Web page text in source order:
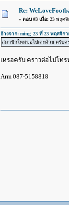
Re:
« ตอบ #3 เมื่อ:23 พฤศจิ
อ้างจาก: ming_23 ที่ 23 พฤศจิกา
สมาชิกใหม่ขอไปเตะด้วย ครับค
เหรอครับ คราวต่อไปโท
Arm 087-5158818